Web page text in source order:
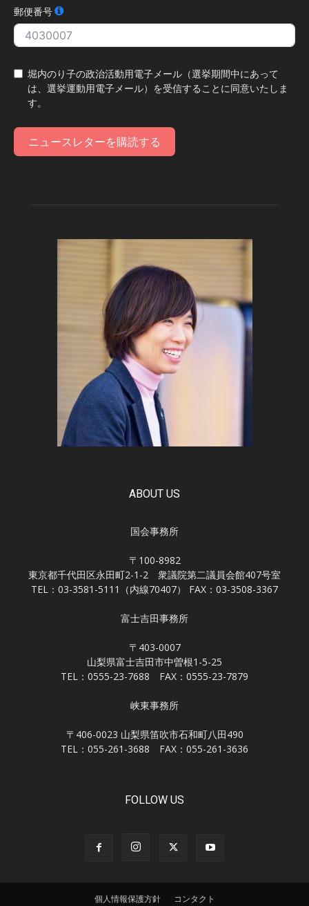
郵便番号
堀内のり子の政治活動用電子メール（選挙期間中にあって
は、選挙運動用電子メール）を受信することに同意いたしま
す。
ニュースレターを購読する
ABOUT US
国会事務所
〒100-8982
東京都千代田区永田町2-1-2 衆議院第二議員会館407号室
TEL：03-3581-5111（内線70407） FAX：03-3508-3367
富士吉田事務所
〒403-0007
山梨県富士吉田市中曽根1-5-25
TEL：0555-23-7688 FAX：0555-23-7879
峡東事務所
〒406-0023 山梨県笛吹市石和町八田490
TEL：055-261-3688 FAX：055-261-3636
FOLLOW US
個人情報保護方針 コンタクト